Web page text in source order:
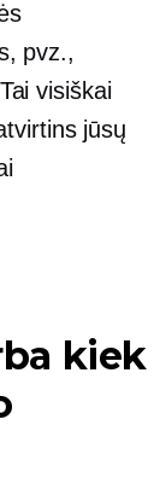
pvz.,
visiškai
jūsų
kiek